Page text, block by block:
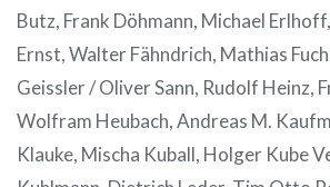
Butz, Frank Döhmann, Michael
Ernst, Walter Fähndrich, Mathias
Geissler / Oliver Sann, Rudolf Heinz,
Wolfram Heubach, Andreas M.
Klauke, Mischa Kuball, Holger Kube